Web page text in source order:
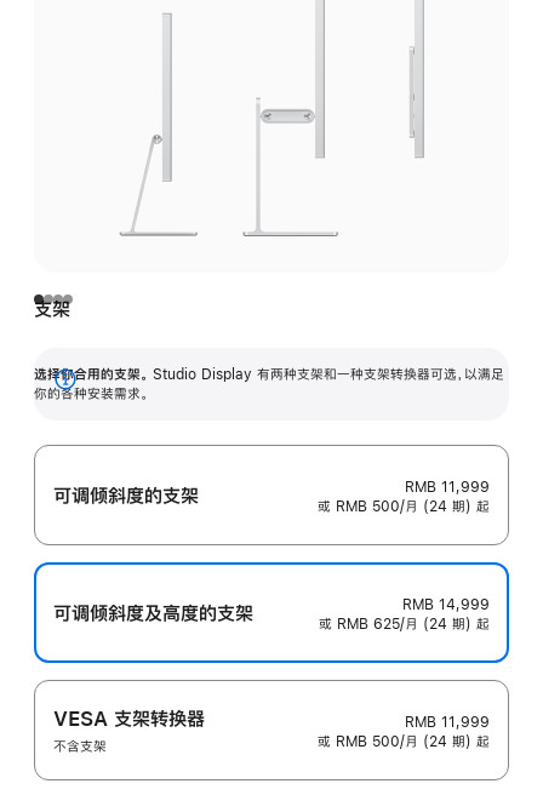
支架
选择你合用的支架。 Studio Display 有两种支架和一种支架转换器可选，以满足
你的各种安装需求。
展
可调倾斜度的支架
RMB 11,999
或 RMB 500/月 (24 期) 起
可调倾斜度及高‍度的支‍架
RMB 14,999
或 RMB 625/月 (24 期) 起
VESA 支架转换器
不含支架
RMB 11,999
或 RMB 500/月 (24 期) 起